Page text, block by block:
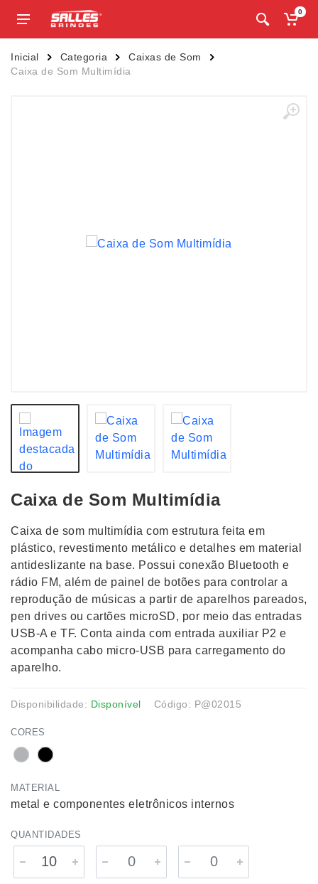
0
Inicial Categoria
Caixas de Som
Caixa de Som Multimídia
Caixa de Som Multimídia
Caixa de som multimídia com estrutura feita em
plástico, revestimento metálico e detalhes em material
antideslizante na base. Possui conexão Bluetooth e
rádio FM, além de painel de botões para controlar a
reprodução de músicas a partir de aparelhos pareados,
pen drives ou cartões microSD, por meio das entradas
USB-A e TF. Conta ainda com entrada auxiliar P2 e
acompanha cabo micro-USB para carregamento do
aparelho.
Disponibilidade: Disponível Código: P@02015
CORES
MATERIAL
metal e componentes eletrônicos internos
QUANTIDADES